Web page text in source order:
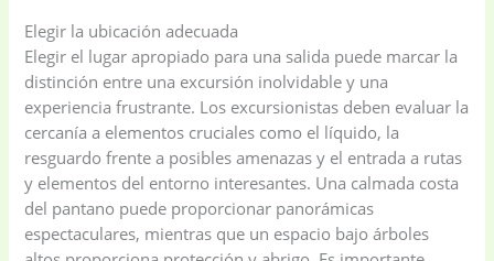
Elegir la ubicación adecuada
Elegir el lugar apropiado para una salida puede marcar la
distinción entre una excursión inolvidable y una
experiencia frustrante. Los excursionistas deben evaluar la
cercanía a elementos cruciales como el líquido, la
resguardo frente a posibles amenazas y el entrada a rutas
y elementos del entorno interesantes. Una calmada costa
del pantano puede proporcionar panorámicas
espectaculares, mientras que un espacio bajo árboles